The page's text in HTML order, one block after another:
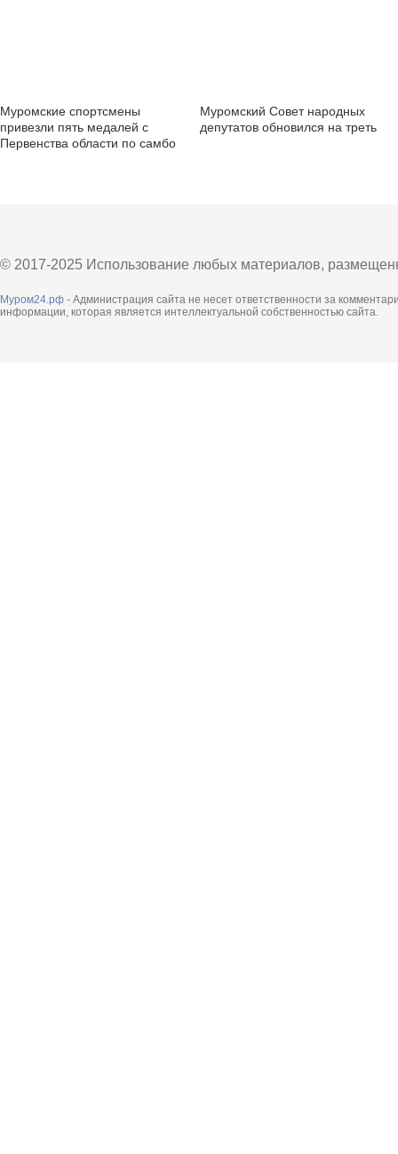
Муромские спортсмены
привезли пять медалей с
Первенства области по самбо
Муромский Совет народных
депутатов обновился на треть
© 2017-2025 Использование любых материалов,
Муром24.рф - Администрация сайта не несет ответственности за
информации, которая является интеллектуальной собственностью сайта.